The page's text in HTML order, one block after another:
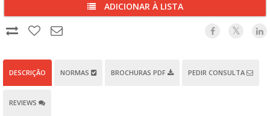
ADICIONAR À LISTA
DESCRIÇÃO NORMAS BROCHURAS PDF PEDIR CONSULTA
REVIEWS